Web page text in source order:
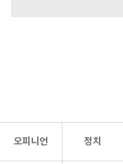
오피니언 정치